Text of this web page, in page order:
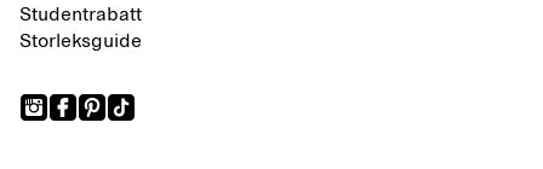
Studentrabatt
Storleksguide